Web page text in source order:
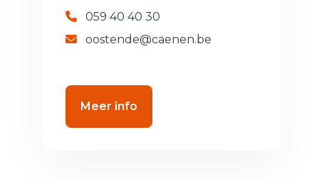
059 40 40 30
oostende@caenen.be
Meer info